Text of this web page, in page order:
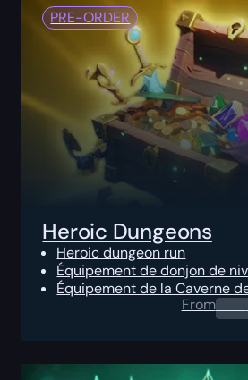
PRE-ORDER
Heroic Dungeons
Heroic dungeon run
Équipement de donjon de
Équipement de la Caverne
From0.00